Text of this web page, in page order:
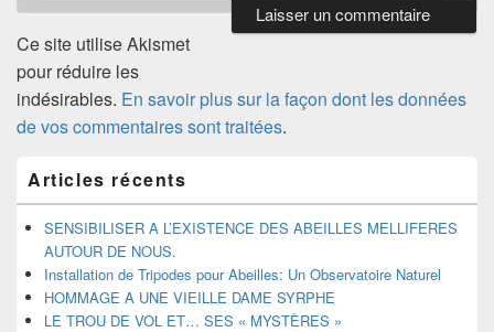
Ce site utilise Akismet
pour réduire les
indésirables. En savoir plus sur la façon dont les données
de vos commentaires sont traitées.
principale
de
widget
barre
latérale
Articles récents
SENSIBILISER A L’EXISTENCE DES ABEILLES MELLIFERES
AUTOUR DE NOUS.
Installation de Tripodes pour Abeilles: Un Observatoire Naturel
HOMMAGE A UNE VIEILLE DAME SYRPHE
LE TROU DE VOL ET… SES « MYSTÈRES »